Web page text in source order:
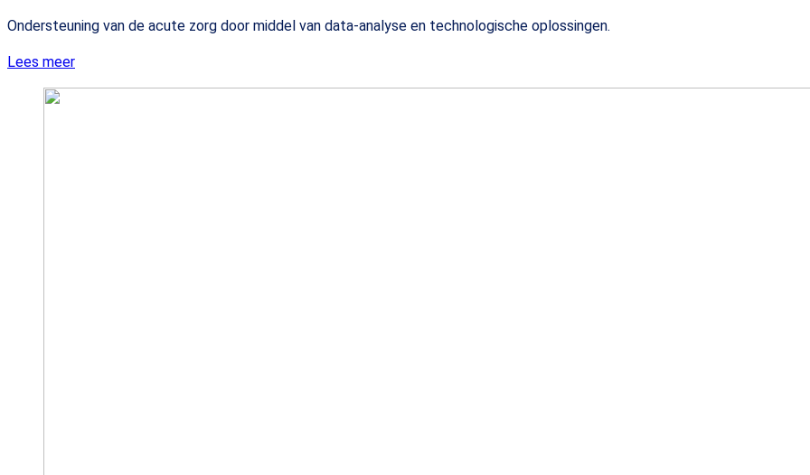
Ondersteuning van de acute zorg door middel van data-analyse en technologische oplossingen.
Lees meer